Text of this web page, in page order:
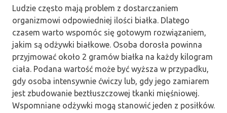
Ludzie często mają problem z dostarczaniem
organizmowi odpowiedniej ilości białka. Dlatego
czasem warto wspomóc się gotowym rozwiązaniem,
jakim są odżywki białkowe. Osoba dorosła powinna
przyjmować około 2 gramów białka na każdy kilogram
ciała. Podana wartość może być wyższa w przypadku,
gdy osoba intensywnie ćwiczy lub, gdy jego zamiarem
jest zbudowanie beztłuszczowej tkanki mięśniowej.
Wspomniane odżywki mogą stanowić jeden z posiłków.